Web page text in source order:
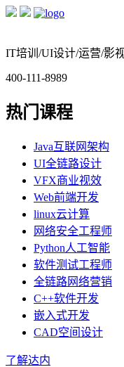
IT培训/UI设计/运营/影
400-111-8989
热门课程
Java互联网架构
UI全链路设计
VFX商业视效
Web前端开发
linux云计算
网络安全工程师
Python人工智能
软件测试工程师
全链路网络营销
C++软件开发
嵌入式开发
CAD空间设计
了解达内